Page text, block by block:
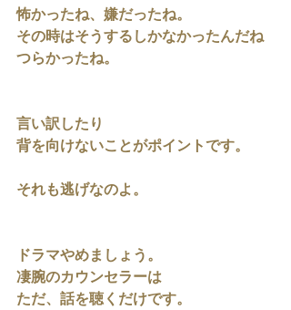
怖かったね、嫌だったね。
その時はそうするしかなかったんだね
つらかったね。
言い訳したり
背を向けないことがポイントです。
それも逃げなのよ。
ドラマやめましょう。
凄腕のカウンセラーは
ただ、話を聴くだけです。